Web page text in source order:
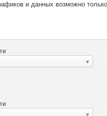
и данных возможно